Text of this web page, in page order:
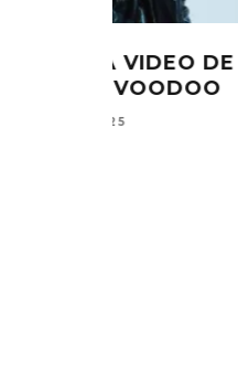
YSY A
RVFV
ELIZA PÉREZ